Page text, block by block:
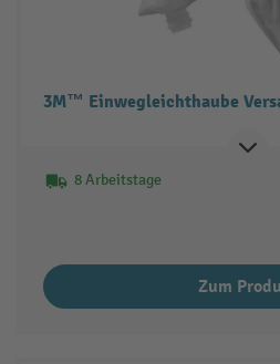
3M™ Einwegleichthaube
8 Arbeitstage
Zum